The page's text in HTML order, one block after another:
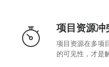
项目资源冲
项目资源在多项
的可见性，才是